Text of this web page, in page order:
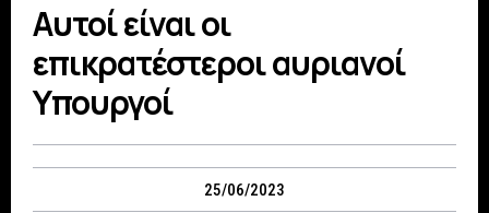
Αυτοί είναι οι
επικρατέστεροι αυριανοί
Υπουργοί
25/06/2023